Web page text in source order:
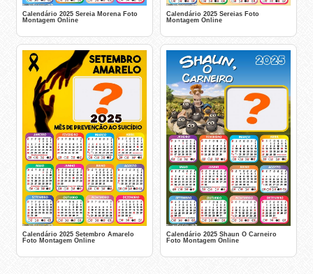
Calendário 2025 Sereia Morena Foto
Montagem Online
Calendário 2025 Sereias Foto
Montagem Online
Calendário 2025 Setembro Amarelo
Foto Montagem Online
Calendário 2025 Shaun O Carneiro
Foto Montagem Online